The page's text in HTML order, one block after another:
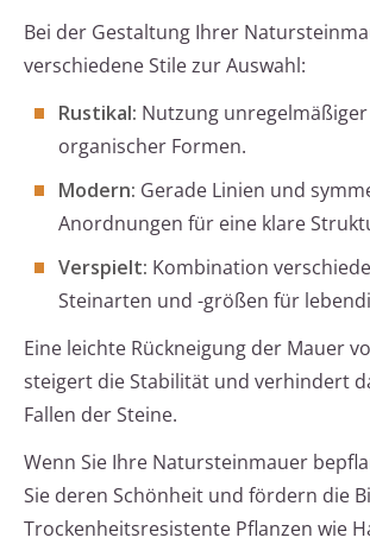
Bei der Gestaltung Ihrer
verschiedene Stile zur Auswahl:
Rustikal: Nutzung
organischer Formen.
Modern: Gerade Linien und
Anordnungen für eine klare
Verspielt: Kombination
Steinarten und -größen für
Eine leichte Rückneigung der Mauer
steigert die Stabilität und verhindert
Fallen der Steine.
Wenn Sie Ihre Natursteinmauer
Sie deren Schönheit und fördern die
Trockenheitsresistente Pflanzen wie